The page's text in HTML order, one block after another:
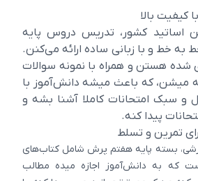
اساتید کشور، تدریس دروس پایه
خط و با زبانی ساده ارائه می‌کنن.
هستن و همراه با نمونه سوالات
میشن، که باعث میشه دانش‌آموز با
سبک امتحانات کاملا آشنا بشه و
پیدا کنه.
بسته پایه هفتم پرش شامل کتاب‌های
به دانش‌آموز اجازه میده مطالب